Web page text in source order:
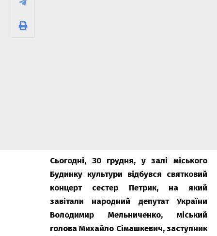
Сьогодні, 30 грудня, у залі міського
Будинку культури відбувся святковий
концерт сестер Петрик, на який
завітали народний депутат України
Володимир Мельниченко, міський
голова Михайло Сімашкевич, заступник